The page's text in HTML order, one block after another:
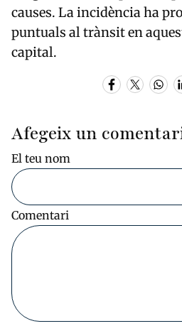
causes. La incidència ha
puntuals al trànsit en
capital.
Afegeix un
El teu nom
Comentari